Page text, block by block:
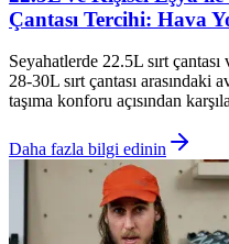
Çantası Tercihi: Hava
Seyahatlerde 22.5L sırt
28-30L sırt çantası arasındaki
taşıma konforu açısından
Daha fazla bilgi edinin